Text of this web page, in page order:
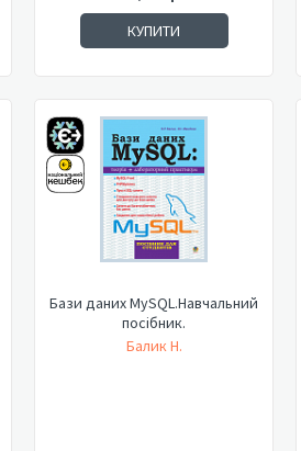
КУПИТИ
Бази даних MySQL.Навчальний
посібник.
Балик Н.